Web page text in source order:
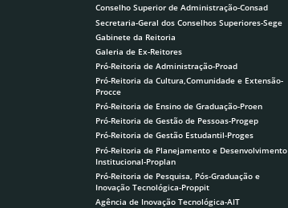
Conselho Superior de Administração-Consad
Secretaria-Geral dos Conselhos Superiores-Sege
Gabinete da Reitoria
Galeria de Ex-Reitores
Pró-Reitoria de Administração-Proad
Pró-Reitoria da Cultura,Comunidade e Extensão-
Procce
Pró-Reitoria de Ensino de Graduação-Proen
Pró-Reitoria de Gestão de Pessoas-Progep
Pró-Reitoria de Gestão Estudantil-Proges
Pró-Reitoria de Planejamento e Desenvolvimento
Institucional-Proplan
Pró-Reitoria de Pesquisa, Pós-Graduação e
Inovação Tecnológica-Proppit
Agência de Inovação Tecnológica-AIT